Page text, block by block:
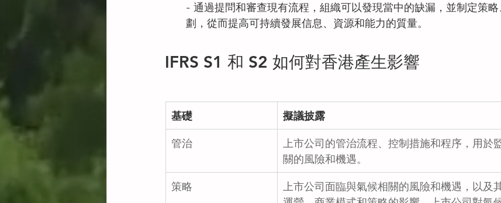
- 通過提問和審查現有流程，組織可以發現當中的缺漏，並制定策
劃，從而提高可持續發展信息、資源和能力的質量。
IFRS S1 和 S2 如何對香港產生影響
基礎 擬議披露
管治
上市公司的管治流程、控制措施和程序，用於
關的風險和機遇。
策略
上市公司面臨與氣候相關的風險和機遇，以及